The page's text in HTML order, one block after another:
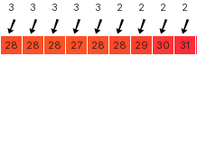
3
3 3 3 3 2 2 2 2
28 28 28 27 28 28 29 30 31